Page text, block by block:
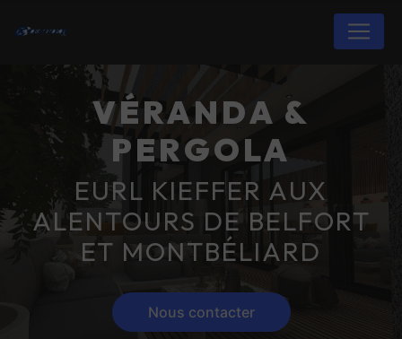
VÉRANDA &
PERGOLA
EURL KIEFFER AUX
ALENTOURS DE BELFORT
ET MONTBÉLIARD
Nous contacter